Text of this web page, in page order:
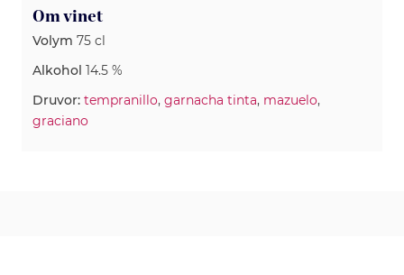
Om vinet
Volym 75 cl
Alkohol 14.5 %
Druvor: tempranillo, garnacha tinta, mazuelo,
graciano